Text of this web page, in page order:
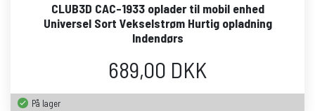
CLUB3D CAC-1933 oplader til mobil enhed
Universel Sort Vekselstrøm Hurtig opladning
Indendørs
689,00 DKK
På lager